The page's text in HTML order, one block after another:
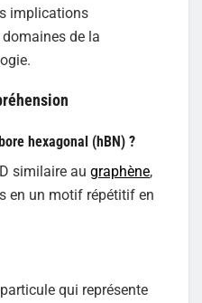
implications
de la
hexagonal (hBN) ?
similaire au graphène,
en un motif répétitif en
qui représente